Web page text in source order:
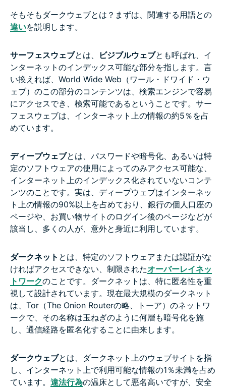
そもそもダークウェブとは？まずは、関連する用語との
違いを説明します。
サーフェスウェブとは、 ビジブルウェブとも呼ばれ、イ
ンターネットのインデックス可能な部分を指します。言
い換えれば、World Wide Web（ワール・ドワイド・ウ
ェブ）のこの部分のコンテンツは、検索エンジンで容易
にアクセスでき、検索可能であるということです。サー
フェスウェブは、インターネット上の情報の約5％を占
めています。
ディープウェブとは、パスワードや暗号化、あるいは特
定のソフトウェアの使用によってのみアクセス可能な、
インターネット上のインデックス化されていないコンテ
ンツのことです。実は、ディープウェブはインターネッ
ト上の情報の90%以上を占めており、銀行の個人口座の
ページや、お買い物サイトのログイン後のページなどが
該当し、多くの人が、意外と身近に利用しています。
ダークネット とは、特定のソフトウェアまたは認証がな
ければアクセスできない、制限されたオーバーレイネッ
トワークのことです。ダークネットは、特に匿名性を重
視して設計されています。現在最大規模のダークネット
は、Tor（The Onion Routerの略、トーア）のネットワ
ークで、その名称は玉ねぎのように何層も暗号化を施
し、通信経路を匿名化することに由来します。
ダークウェブとは、ダークネット上のウェブサイトを指
し、インターネット上で利用可能な情報の1％未満を占め
ています。 違法行為の温床として悪名高いですが、安全